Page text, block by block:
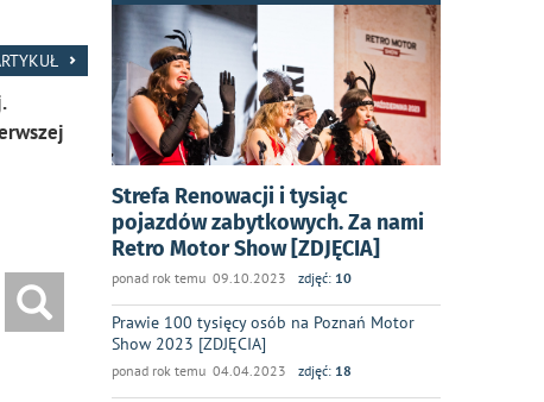
Strefa Renowacji i tysiąc
pojazdów zabytkowych. Za nami
Retro Motor Show [ZDJĘCIA]
ponad rok temu 09.10.2023 zdjęć: 10
Prawie 100 tysięcy osób na Poznań Motor
Show 2023 [ZDJĘCIA]
ponad rok temu 04.04.2023 zdjęć: 18